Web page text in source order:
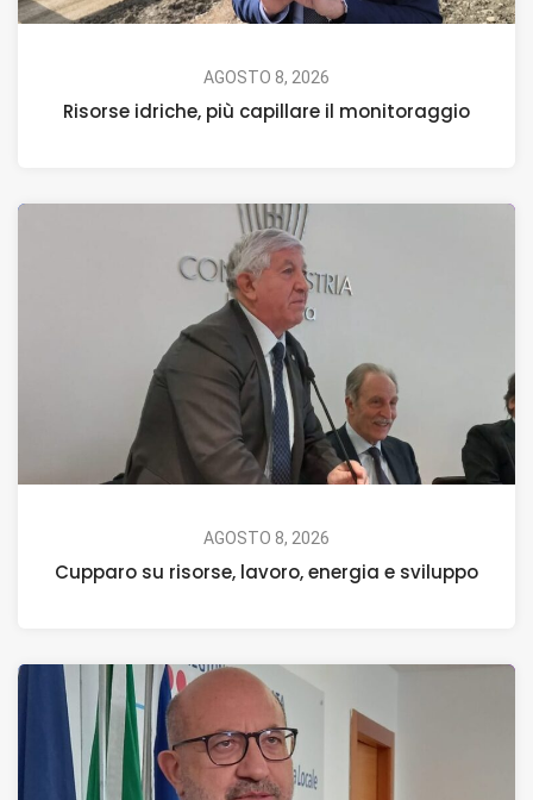
AGOSTO 8, 2026
Risorse idriche, più capillare il monitoraggio
AGOSTO 8, 2026
Cupparo su risorse, lavoro, energia e sviluppo